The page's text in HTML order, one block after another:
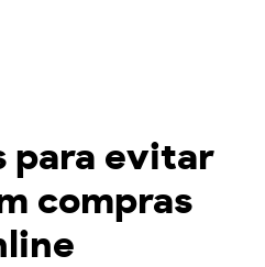
para evitar
compras